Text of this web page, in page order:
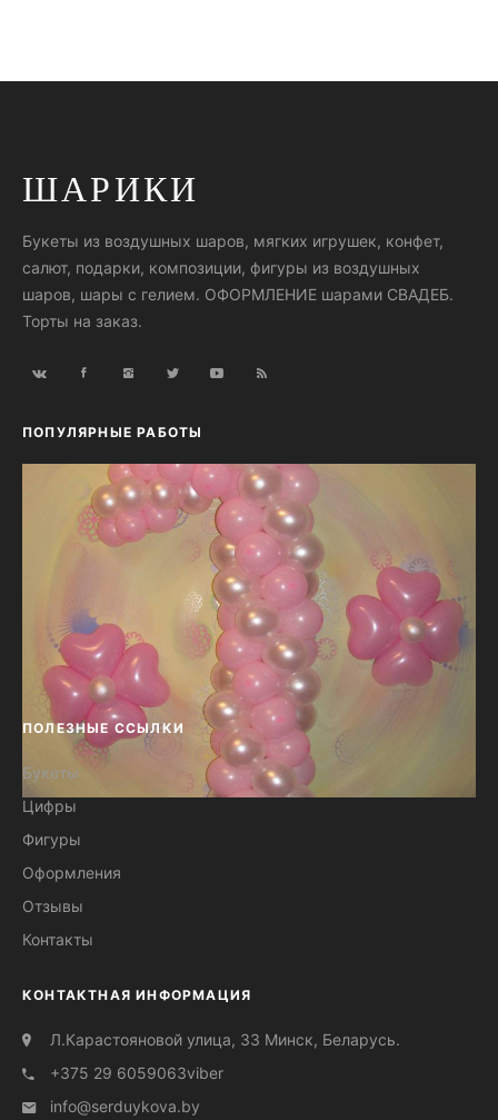
ШАРИКИ
Букеты из воздушных шаров, мягких игрушек, конфет,
салют, подарки, композиции, фигуры из воздушных
шаров, шары с гелием. ОФОРМЛЕНИЕ шарами СВАДЕБ.
Торты на заказ.
ПОПУЛЯРНЫЕ РАБОТЫ
Цифра один с цветочками из
шаров №37
ПОЛЕЗНЫЕ ССЫЛКИ
Букеты
Цифры
Фигуры
Оформления
Отзывы
Контакты
КОНТАКТНАЯ ИНФОРМАЦИЯ
Л.Карастояновой улица, 33 Минск, Беларусь.
+375 29 6059063viber
info@serduуkova.by